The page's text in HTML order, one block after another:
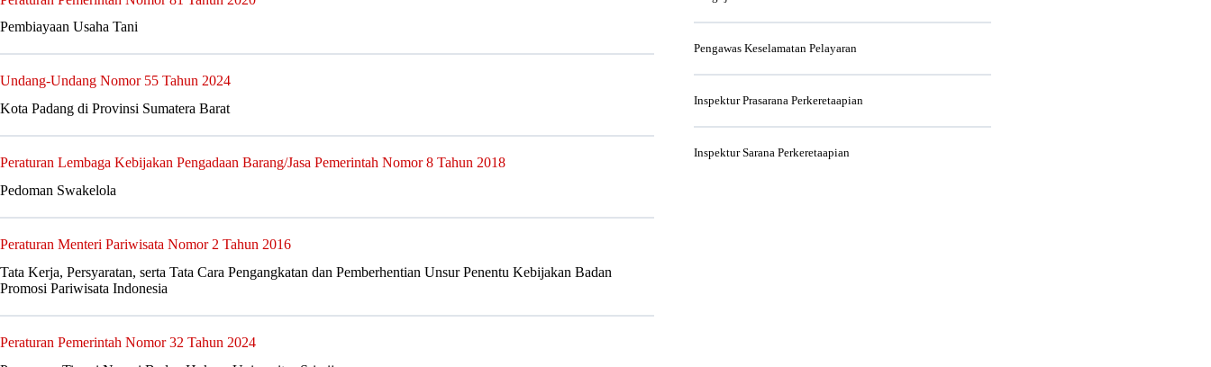
Pembiayaan Usaha Tani
Undang-Undang Nomor 55 Tahun 2024
Kota Padang di Provinsi Sumatera Barat
Peraturan Lembaga Kebijakan Pengadaan Barang/Jasa Pemerintah Nomor 8 Tahun 2018
Pedoman Swakelola
Peraturan Menteri Pariwisata Nomor 2 Tahun 2016
Tata Kerja, Persyaratan, serta Tata Cara Pengangkatan dan Pemberhentian Unsur Penentu Kebijakan Badan
Promosi Pariwisata Indonesia
Peraturan Pemerintah Nomor 32 Tahun 2024
Pengawas Keselamatan Pelayaran
Inspektur Prasarana Perkeretaapian
Inspektur Sarana Perkeretaapian